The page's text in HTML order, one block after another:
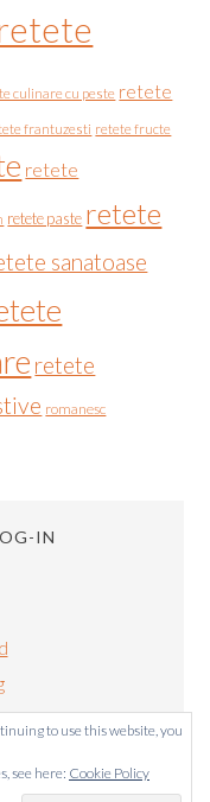
culinare cu peste retete
frantuzesti retete fructe
retete
retete paste retete
sanatoase
retete
romanesc
IN
to use this website, you
see here: Cookie Policy